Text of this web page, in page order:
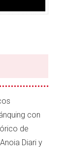
con
de
Diari y